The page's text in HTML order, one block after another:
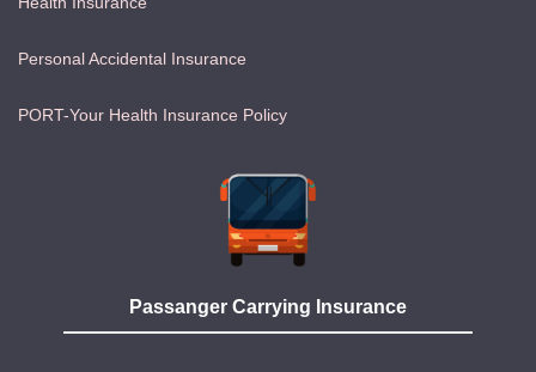
Personal Accidental Insurance
PORT-Your Health Insurance Policy
Passanger Carrying Insurance